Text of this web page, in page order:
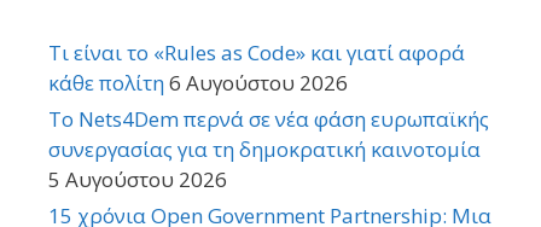
Τι είναι το «Rules as Code» και γιατί αφορά
κάθε πολίτη6 Αυγούστου 2026
Το Nets4Dem περνά σε νέα φάση ευρωπαϊκής
συνεργασίας για τη δημοκρατική καινοτομία
5 Αυγούστου 2026
15 χρόνια Open Government Partnership: Μια